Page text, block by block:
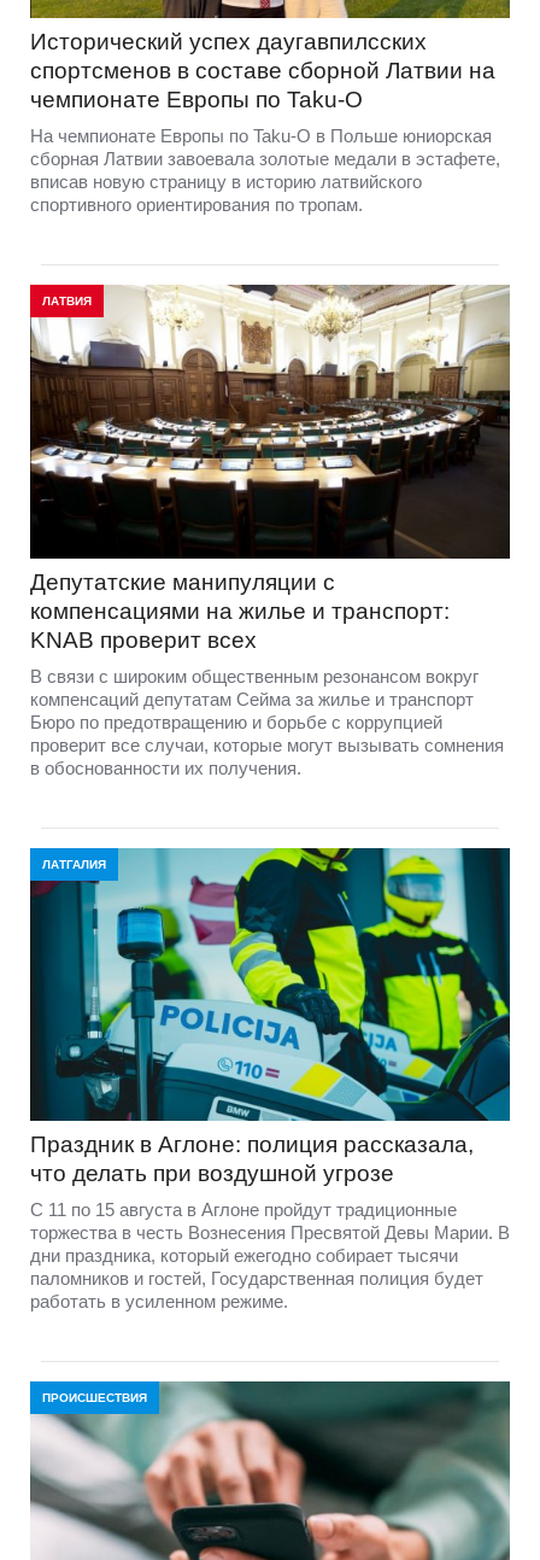
Исторический успех даугавпилсских
спортсменов в составе сборной Латвии на
чемпионате Европы по Taku-O
На чемпионате Европы по Taku-O в Польше юниорская
сборная Латвии завоевала золотые медали в эстафете,
вписав новую страницу в историю латвийского
спортивного ориентирования по тропам.
ЛАТВИЯ
Депутатские манипуляции с
компенсациями на жилье и транспорт:
KNAB проверит всех
В связи с широким общественным резонансом вокруг
компенсаций депутатам Сейма за жилье и транспорт
Бюро по предотвращению и борьбе с коррупцией
проверит все случаи, которые могут вызывать сомнения
в обоснованности их получения.
ЛАТГАЛИЯ
Праздник в Аглоне: полиция рассказала,
что делать при воздушной угрозе
С 11 по 15 августа в Аглоне пройдут традиционные
торжества в честь Вознесения Пресвятой Девы Марии. В
дни праздника, который ежегодно собирает тысячи
паломников и гостей, Государственная полиция будет
работать в усиленном режиме.
ПРОИСШЕСТВИЯ